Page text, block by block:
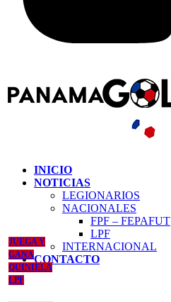
INICIO
NOTICIAS
LEGIONARIOS
NACIONALES
FPF – FEPAFUT
LPF
INTERNACIONAL
CONTACTO
JUEGA Y
GANA
QUINIELA
LPF